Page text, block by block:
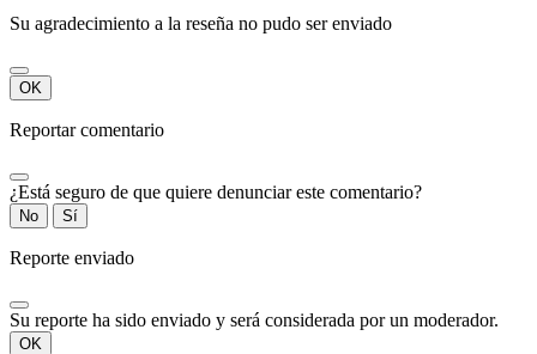
Su agradecimiento a la reseña no pudo ser enviado
OK
Reportar comentario
¿Está seguro de que quiere denunciar este comentario?
No Sí
Reporte enviado
Su reporte ha sido enviado y será considerada por un moderador.
OK